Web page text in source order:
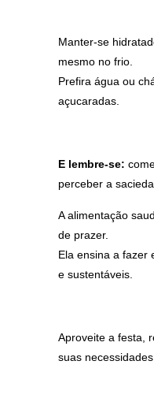
Manter-se
mesmo no frio.
Prefira água ou
açucaradas.
E lembre-se:
perceber a
A alimentação
de prazer.
Ela ensina a fazer
e sustentáveis.
Aproveite a festa,
suas necessidades.